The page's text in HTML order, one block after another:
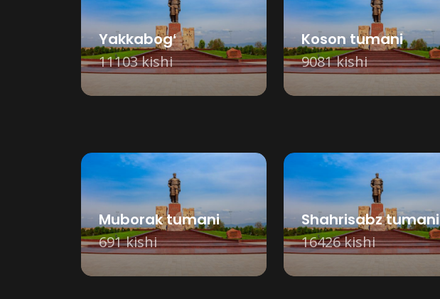
Yakkabogʻ
11103 kishi
Koson tumani
9081 kishi
Muborak tumani
691 kishi
Shahrisabz tumani
16426 kishi